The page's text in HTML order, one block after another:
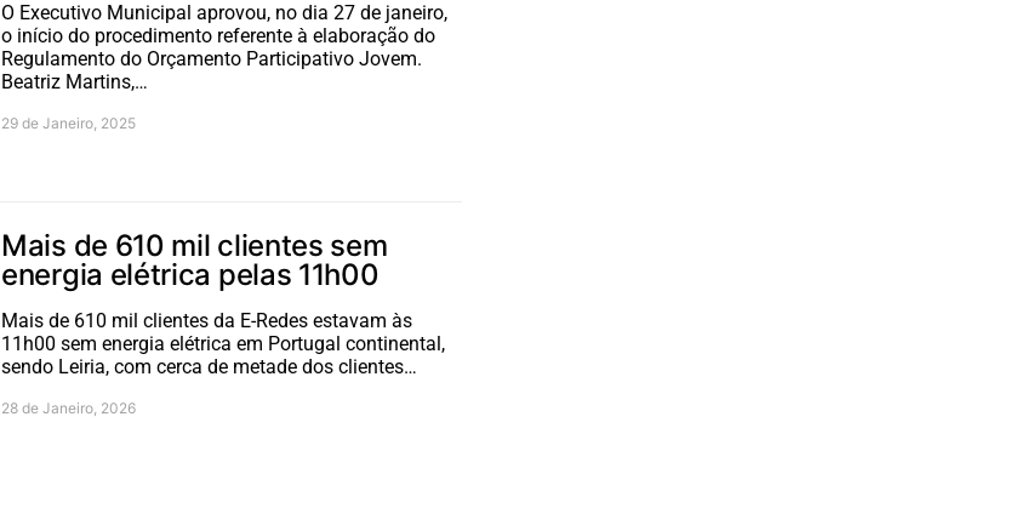
O Executivo Municipal aprovou, no dia 27 de janeiro,
o início do procedimento referente à elaboração do
Regulamento do Orçamento Participativo Jovem.
Beatriz Martins,…
29 de Janeiro, 2025
Mais de 610 mil clientes sem
energia elétrica pelas 11h00
Mais de 610 mil clientes da E-Redes estavam às
11h00 sem energia elétrica em Portugal continental,
sendo Leiria, com cerca de metade dos clientes…
28 de Janeiro, 2026